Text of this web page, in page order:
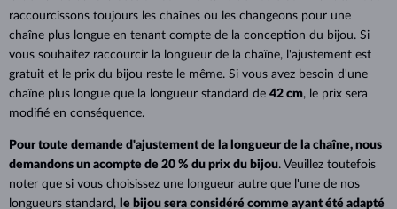
raccourcissons toujours les chaînes ou les changeons pour une
chaîne plus longue en tenant compte de la conception du bijou. Si
vous souhaitez raccourcir la longueur de la chaîne, l'ajustement est
gratuit et le prix du bijou reste le même. Si vous avez besoin d'une
chaîne plus longue que la longueur standard de 42 cm, le prix sera
modifié en conséquence.
Pour toute demande d'ajustement de la longueur de la chaîne, nous
demandons un acompte de 20 % du prix du bijou. Veuillez toutefois
noter que si vous choisissez une longueur autre que l'une de nos
longueurs standard, le bijou sera considéré comme ayant été adapté